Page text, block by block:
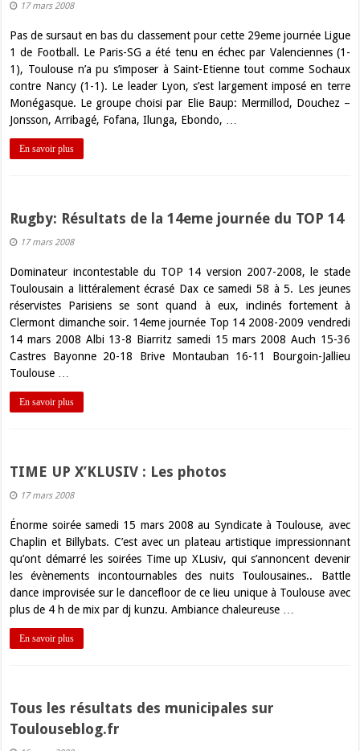
17 mars 2008
Pas de sursaut en bas du classement pour cette 29eme journée Ligue
1 de Football. Le Paris-SG a été tenu en échec par Valenciennes (1-
1), Toulouse n’a pu s’imposer à Saint-Etienne tout comme Sochaux
contre Nancy (1-1). Le leader Lyon, s’est largement imposé en terre
Monégasque. Le groupe choisi par Elie Baup: Mermillod, Douchez –
Jonsson, Arribagé, Fofana, Ilunga, Ebondo, …
En savoir plus
Rugby: Résultats de la 14eme journée du TOP 14
17 mars 2008
Dominateur incontestable du TOP 14 version 2007-2008, le stade
Toulousain a littéralement écrasé Dax ce samedi 58 à 5. Les jeunes
réservistes Parisiens se sont quand à eux, inclinés fortement à
Clermont dimanche soir. 14eme journée Top 14 2008-2009 vendredi
14 mars 2008 Albi 13-8 Biarritz samedi 15 mars 2008 Auch 15-36
Castres Bayonne 20-18 Brive Montauban 16-11 Bourgoin-Jallieu
Toulouse …
En savoir plus
TIME UP X’KLUSIV : Les photos
17 mars 2008
Énorme soirée samedi 15 mars 2008 au Syndicate à Toulouse, avec
Chaplin et Billybats. C’est avec un plateau artistique impressionnant
qu’ont démarré les soirées Time up XLusiv, qui s’annoncent devenir
les évènements incontournables des nuits Toulousaines.. Battle
dance improvisée sur le dancefloor de ce lieu unique à Toulouse avec
plus de 4 h de mix par dj kunzu. Ambiance chaleureuse …
En savoir plus
Tous les résultats des municipales sur
Toulouseblog.fr